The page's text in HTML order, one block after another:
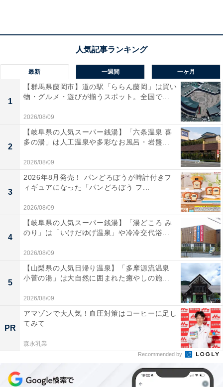
所在地：宮城県仙台市太白区秋保町湯元字除33-1
「磊々峡」下車徒歩3分／仙台南ICより車で約15分／仙
台駅から無料送迎バスあり（要予約）
料金
大人1名（参考価格）：1万2480円
※料金は公式Webサイト参考価格
※プラン・部屋により価格は変動します
チェックイン・チェックアウト
チェックイン：15:00
チェックアウト：11:00
※プランにより時間が異なる可能性があります
あわせて読みたい
【秋保温泉の人気ホテル】「仙台 秋保温泉
華乃湯」は自家源泉の湯めぐりと美食を楽し
最新 一週間 一ヶ月
1
【群馬県藤岡市】道の駅「ららん藤岡」は買い
物・グルメ・遊びが揃うスポット。全国で...
2026/08/09
2
【岐阜県の人気スーパー銭湯】「六条温泉 喜
多の湯」は人工温泉や多彩なお風呂・岩盤...
2026/08/09
3
2026年8月発売！ パンどろぼうが時計付きフ
ィギュアになった「パンどろぼう フ...
2026/08/09
4
【岐阜県の人気スーパー銭湯】「湯どころ み
のり」は「いけだゆげ温泉」や冷冷交代浴...
2026/08/09
5
【山梨県の人気日帰り温泉】「多摩源流温泉
小菅の湯」は大自然に囲まれた癒やしの施...
2026/08/09
PR
アマゾンで大人気！血圧対策はコーヒーに足し
てみて
森永乳業
Recommended by